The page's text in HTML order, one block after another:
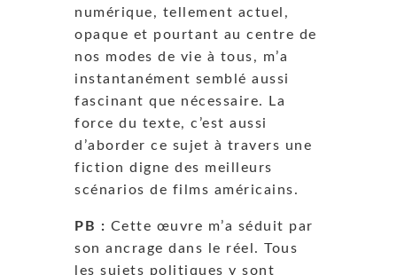
numérique, tellement actuel,
opaque et pourtant au centre de
nos modes de vie à tous, m’a
instantanément semblé aussi
fascinant que nécessaire. La
force du texte, c’est aussi
d’aborder ce sujet à travers une
fiction digne des meilleurs
scénarios de films américains.
PB : Cette œuvre m’a séduit par
son ancrage dans le réel. Tous
les sujets politiques y sont